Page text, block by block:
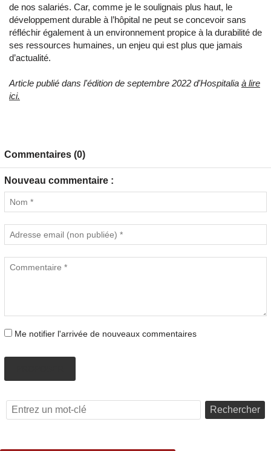
de nos salariés. Car, comme je le soulignais plus haut, le
développement durable à l’hôpital ne peut se concevoir sans
réfléchir également à un environnement propice à la durabilité de
ses ressources humaines, un enjeu qui est plus que jamais
d’actualité.
Article publié dans l'édition de septembre 2022 d'Hospitalia à lire
ici.
Commentaires (0)
Nouveau commentaire :
Me notifier l'arrivée de nouveaux commentaires
Rechercher